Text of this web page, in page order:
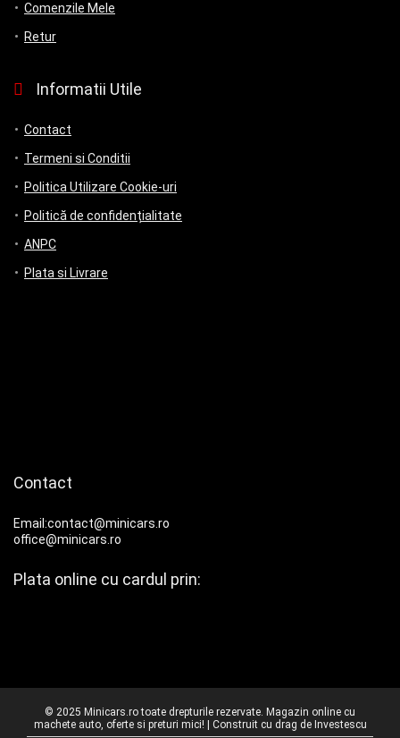
Comenzile Mele
Retur
Informatii Utile
Contact
Termeni si Conditii
Politica Utilizare Cookie-uri
Politică de confidențialitate
ANPC
Plata si Livrare
Contact
Email:contact@minicars.ro
office@minicars.ro
Plata online cu cardul prin:
© 2025 Minicars.ro toate drepturile rezervate. Magazin online cu
machete auto, oferte si preturi mici! | Construit cu drag de Investescu